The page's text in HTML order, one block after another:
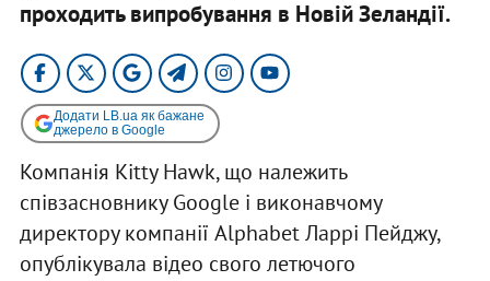
проходить випробування в Новій Зеландії.
Додати LB.ua як бажане
джерело в Google
Компанія Kitty Hawk, що належить
співзасновнику Google і виконавчому
директору компанії Alphabet Ларрі Пейджу,
опублікувала відео свого летючого